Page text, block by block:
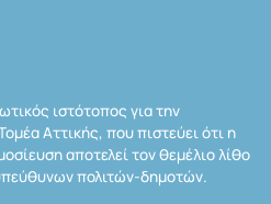
ιστότοπος για την
Αττικής, που πιστεύει ότι η
αποτελεί τον θεμέλιο λίθο
πολιτών-δημοτών.